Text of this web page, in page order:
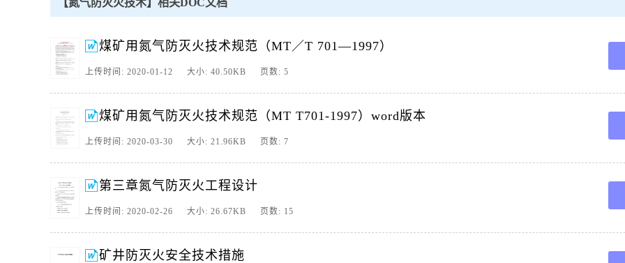
12、煤矿用氮气防灭火技术规范MTT70119971 范围本标准规定了煤矿用氮气防灭火的氮气源设备注氮防灭火工艺和方法及主要技术参数等.本标准适用于具
然发火而又有条件建立氮气防灭火系统的矿井.2 引用标准下列标准所包含的条文,通过在本标准。
14、煤矿用氮气防灭火技术规范 MT T 701 1997 中华人民共和国煤炭工业部 1997 1 2 30批准 1998 07 01实施 前言 本标准在制定过程中 查阅了大量国内外的
特别是德国和法国的氮气防灭火 资料和使用氮气的有关规。
【氮气防灭火技术】相关DOC文档
煤矿用氮气防灭火技术规范（MT／T 701—1997）
上传时间: 2020-01-12 大小: 40.50KB 页数: 5
煤矿用氮气防灭火技术规范（MT T701-1997）word版本
上传时间: 2020-03-30 大小: 21.96KB 页数: 7
第三章氮气防灭火工程设计
上传时间: 2020-02-26 大小: 26.67KB 页数: 15
矿井防灭火安全技术措施